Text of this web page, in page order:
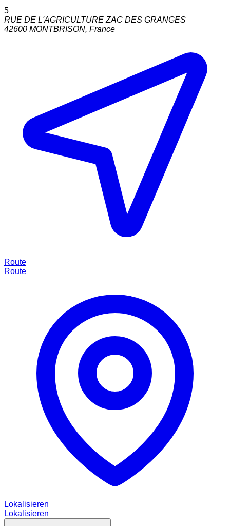
5
RUE DE L'AGRICULTURE ZAC DES GRANGES
42600 MONTBRISON, France
Route
Route
Lokalisieren
Lokalisieren